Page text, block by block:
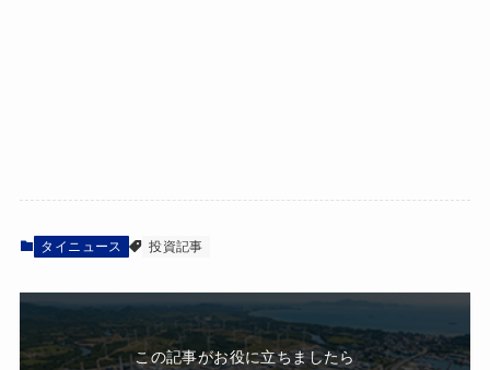
タイニュース 投資記事
この記事がお役に立ちましたら